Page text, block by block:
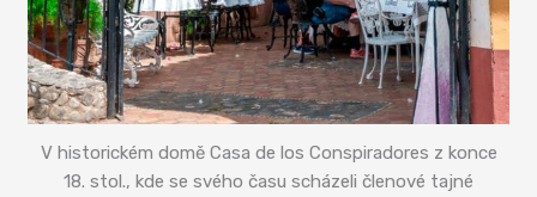
V historickém domě Casa de los Conspiradores z konce
18. stol., kde se svého času scházeli členové tajné